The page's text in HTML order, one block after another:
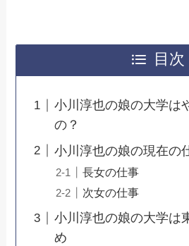
目次
小川淳也の娘の大学は
の？
小川淳也の娘の現在の
長女の仕事
次女の仕事
小川淳也の娘の大学は
め